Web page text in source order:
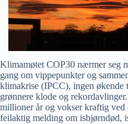
Klimamøtet COP30 nærmer seg
gang om vippepunkter og
klimakrise (IPCC), ingen
grønnere klode og
millioner år og vokser kraftig ved
feilaktig melding om isbjørndød,